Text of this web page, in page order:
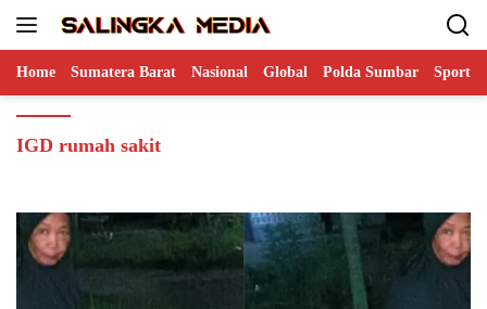
Home Sumatera Barat Nasional Global Polda Sumbar Sports
IGD rumah sakit